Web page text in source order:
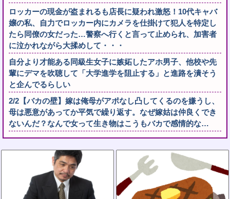
ロッカーの現金が盗まれるも店長に疑われ激怒！10代キャバ
嬢の私、自力でロッカー内にカメラを仕掛けて犯人を特定し
たら同僚の女だった…警察へ行くと言って止められ、加害者
に泣かれながら大揉めして・・・
自分より才能ある同級生女子に嫉妬したアホ男子、他校や先
輩にデマを吹聴して「大学進学を阻止する」と進路を潰そう
と企んでるらしい
2/2【バカの壁】嫁は俺母がアポなし凸してくるのを嫌うし、
母は悪意があってか平気で繰り返す。なぜ嫁姑は仲良くでき
ないんだ？なんで女って生き物はこうもバカで感情的な…